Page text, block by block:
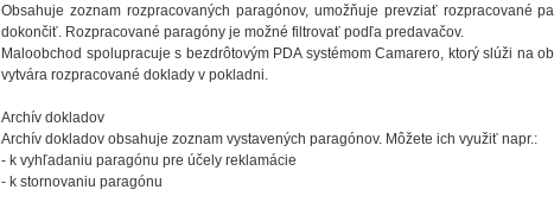
Obsahuje zoznam rozpracovaných paragónov, umožňuje prevziať rozpracované
dokončiť. Rozpracované paragóny je možné filtrovať podľa predavačov.
Maloobchod spolupracuje s bezdrôtovým PDA systémom Camarero, ktorý slúži na
vytvára rozpracované doklady v pokladni.
Archív dokladov
Archív dokladov obsahuje zoznam vystavených paragónov. Môžete ich využiť napr.:
- k vyhľadaniu paragónu pre účely reklamácie
- k stornovaniu paragónu